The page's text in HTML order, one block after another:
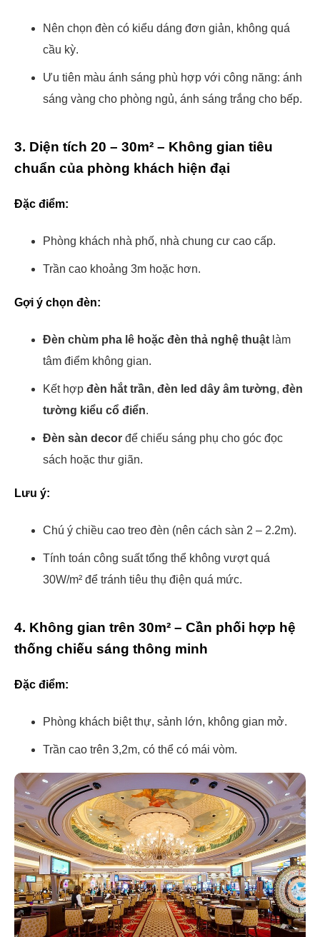
Nên chọn đèn có kiểu dáng đơn giản, không quá
cầu kỳ.
Ưu tiên màu ánh sáng phù hợp với công năng: ánh
sáng vàng cho phòng ngủ, ánh sáng trắng cho bếp.
3. Diện tích 20 – 30m² – Không gian tiêu
chuẩn của phòng khách hiện đại
Đặc điểm:
Phòng khách nhà phố, nhà chung cư cao cấp.
Trần cao khoảng 3m hoặc hơn.
Gợi ý chọn đèn:
Đèn chùm pha lê hoặc đèn thả nghệ thuật làm
tâm điểm không gian.
Kết hợp đèn hắt trần, đèn led dây âm tường, đèn
tường kiểu cổ điển.
Đèn sàn decor để chiếu sáng phụ cho góc đọc
sách hoặc thư giãn.
Lưu ý:
Chú ý chiều cao treo đèn (nên cách sàn 2 – 2.2m).
Tính toán công suất tổng thể không vượt quá
30W/m² để tránh tiêu thụ điện quá mức.
4. Không gian trên 30m² – Cần phối hợp hệ
thống chiếu sáng thông minh
Đặc điểm:
Phòng khách biệt thự, sảnh lớn, không gian mở.
Trần cao trên 3,2m, có thể có mái vòm.